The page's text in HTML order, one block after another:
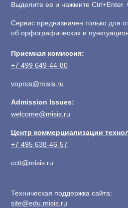
Выделите ее и нажмите Ctrl+Enter.
Сервис предназначен только для
об орфографических и
Приемная комиссия:
+7 499 649-44-80
vopros@misis.ru
Admission Issues:
welcome@misis.ru
Центр коммерциализации
+7 495 638-46-57
cctt@misis.ru
Техническая поддержка сайта:
site@edu.misis.ru